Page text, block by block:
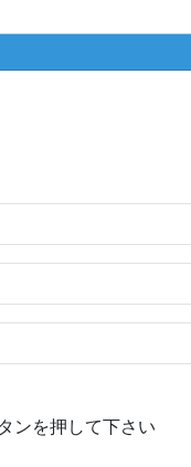
ンを押して下さい